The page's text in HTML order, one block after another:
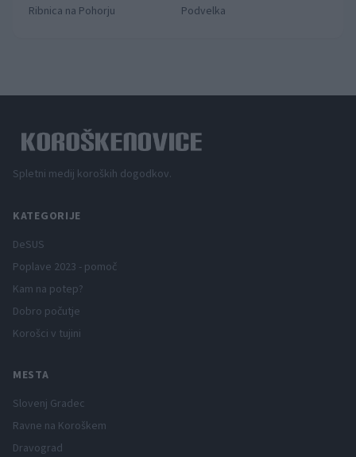
Ribnica na Pohorju
Podvelka
Spletni medij koroških dogodkov.
KATEGORIJE
DeSUS
Poplave 2023 - pomoč
Kam na potep?
Dobro počutje
Korošci v tujini
MESTA
Slovenj Gradec
Ravne na Koroškem
Dravograd